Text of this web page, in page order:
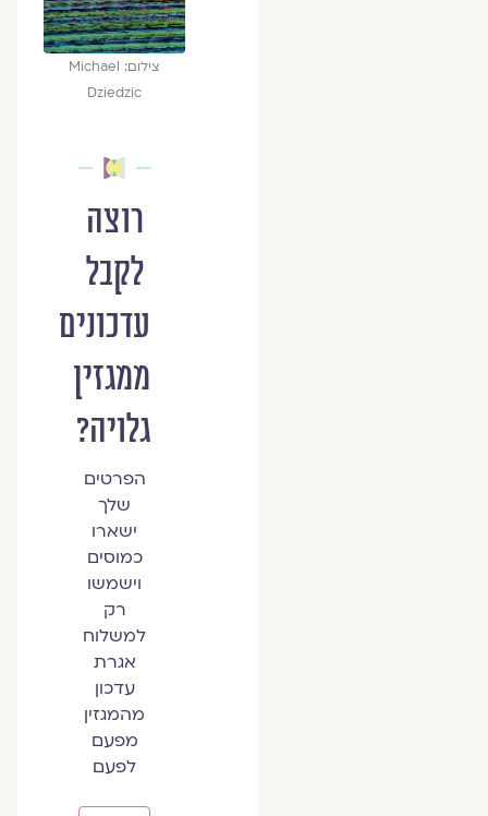
צילום: Michael
Dziedzic
רוצה
לקבל
עדכונים
ממגזין
גלויה?
הפרטים
שלך
ישארו
כמוסים
וישמשו
רק
למשלוח
אגרת
עדכון
מהמגזין
מפעם
לפעם